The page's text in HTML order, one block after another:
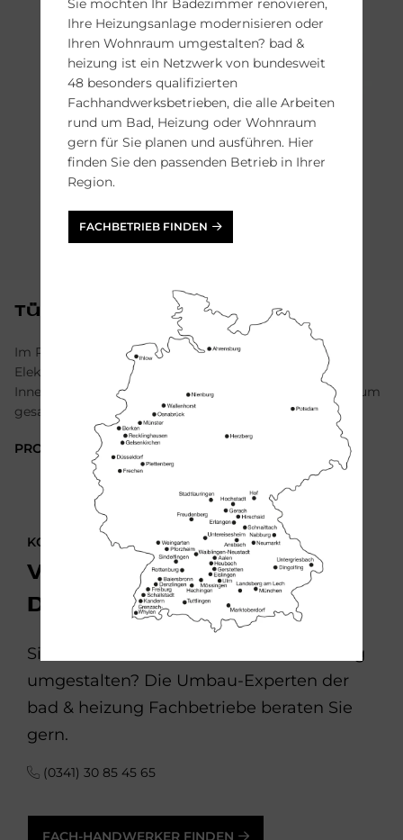
Tür­kom­mu­ni­ka­ti­on
Im Rahmen der Kooperation bieten JUNG und Siedle
Elektroinstallation vom Schaltersystem über passende
Innenstationen und Gebäudeautomation mit KNX bis zum
gesamten Siedle-Sortiment für die Türkommunikation.
PRODUKTE ANSEHEN
KONTAKTIEREN SIE UNS!
Vom Keller bis zum
Dachboden
Sie möchten Ihr Haus oder Ihre Wohnung
umgestalten? Die Umbau-Experten der
bad & heizung Fachbetriebe beraten Sie
gern.
(0341) 30 85 45 65
FACH-HANDWERKER FINDEN
Sie möchten Ihr Badezimmer renovieren,
Ihre Heizungsanlage modernisieren oder
Ihren Wohnraum umgestalten? bad &
heizung ist ein Netzwerk von bundesweit
48 besonders qualifizierten
Fachhandwerksbetrieben, die alle Arbeiten
rund um Bad, Heizung oder Wohnraum
gern für Sie planen und ausführen. Hier
finden Sie den passenden Betrieb in Ihrer
Region.
FACHBETRIEB FINDEN